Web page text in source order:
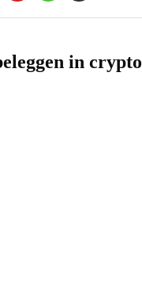
in crypto